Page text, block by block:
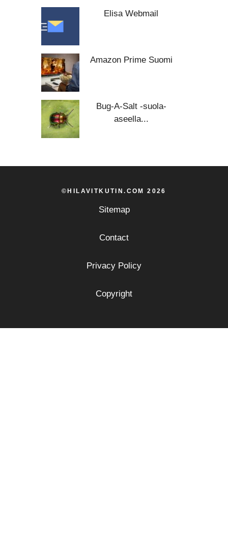
Elisa Webmail
Amazon Prime Suomi
Bug-A-Salt -suola-
aseella...
©HILAVITKUTIN.COM 2026
Sitemap
Contact
Privacy Policy
Copyright